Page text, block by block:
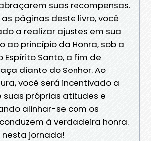
suas recompensas.
páginas deste livro, você
a realizar ajustes em sua
ao princípio da Honra, sob a
Espírito Santo, a fim de
diante do Senhor. Ao
você será incentivado a
suas próprias atitudes e
alinhar-se com os
à verdadeira honra.
jornada!